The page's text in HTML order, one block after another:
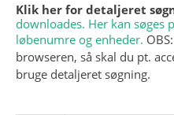
Klik her for detaljeret
downloades. Her kan søges
løbenumre og enheder.
browseren, så skal du pt.
bruge detaljeret søgning.